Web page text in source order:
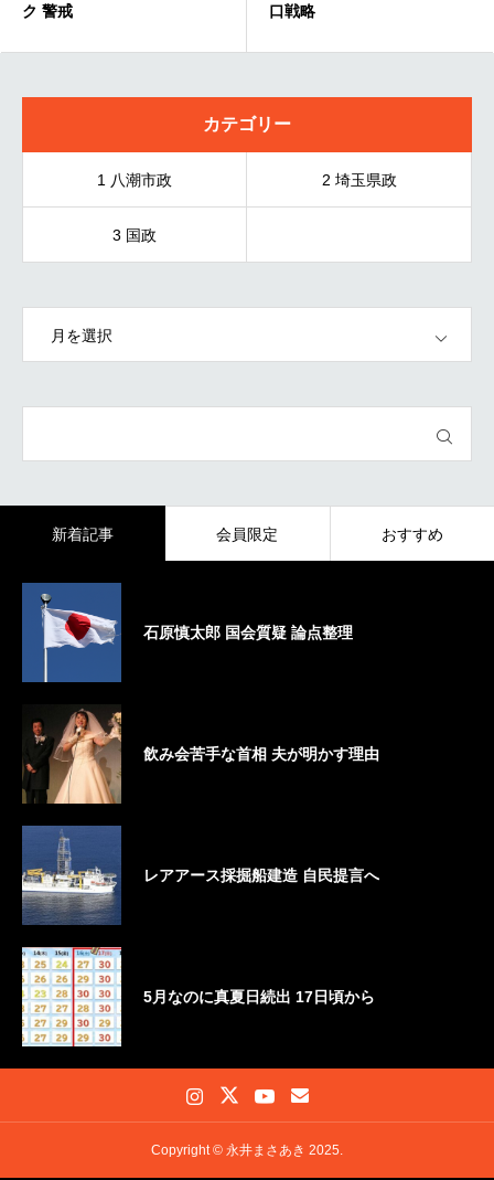
ク 警戒
口戦略
カテゴリー
1 八潮市政 2 埼玉県政
3 国政
新着記事 会員限定 おすすめ
石原慎太郎 国会質疑 論点整理
飲み会苦手な首相 夫が明かす理由
レアアース採掘船建造 自民提言へ
5月なのに真夏日続出 17日頃から
Copyright © 永井まさあき 2025.